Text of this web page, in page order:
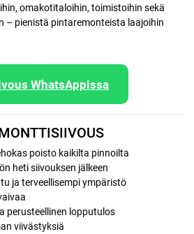
omakotitaloihin, toimistoihin sekä
– pienistä pintaremonteista laajoihin
WhatsAppissa
poisto kaikilta pinnoilta
heti siivouksen jälkeen
ja terveellisempi ympäristö
perusteellinen lopputulos
viivästyksiä